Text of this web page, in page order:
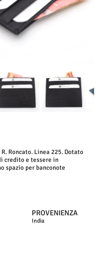
Roncato. Linea 225. Dotato
credito e tessere in
spazio per banconote
PROVENIENZA
India